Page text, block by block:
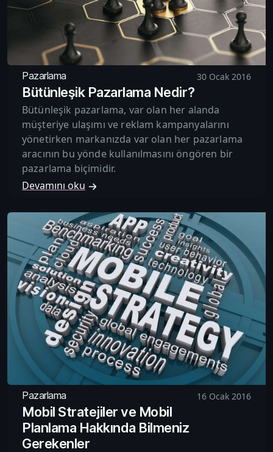
30 Ocak 2016
Pazarlama
Bütünleşik Pazarlama Nedir?
Bütünleşik pazarlama, var olan her alanda
müşteriye ulaşımı ve reklam kampanyalarını
yönetirken markanızda var olan her pazarlama
aracının bu yönde kullanılmasını öngören bir
pazarlama biçimidir.
Devamını oku
16 Ocak 2016
Pazarlama
Mobil Stratejiler ve Mobil
Planlama Hakkında Bilmeniz
Gerekenler